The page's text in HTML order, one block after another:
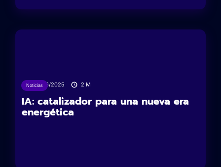
Noticias
26/06/2025 2 M
IA: catalizador para una nueva era
energética